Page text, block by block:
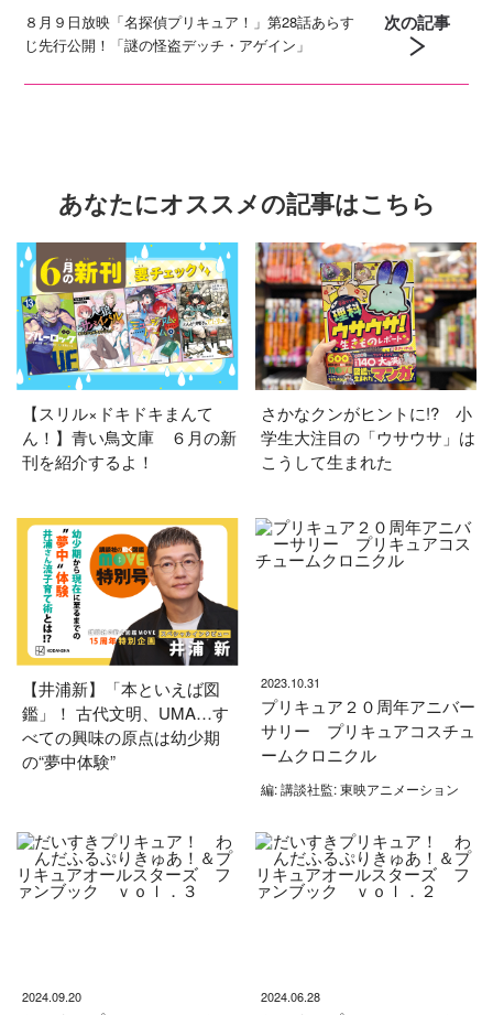
８月９日放映「名探偵プリキュア！」第28話あらす
じ先行公開！「謎の怪盗デッチ・アゲイン」
次の記事
あなたにオススメの記事はこちら
【スリル×ドキドキまんて
ん！】青い鳥文庫 ６月の新
刊を紹介するよ！
さかなクンがヒントに!? 小
学生大注目の「ウサウサ」は
こうして生まれた
【井浦新】「本といえば図
鑑」！ 古代文明、UMA…す
べての興味の原点は幼少期
の“夢中体験”
2023.10.31
プリキュア２０周年アニバー
サリー プリキュアコスチュ
ームクロニクル
編: 講談社監: 東映アニメーション
2024.09.20 2024.06.28